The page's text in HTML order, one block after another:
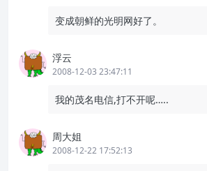
变成朝鲜的光明网好了。
浮云
2008-12-03 23:47:11
我的茂名电信,打不开呢…..
周大姐
2008-12-22 17:52:13